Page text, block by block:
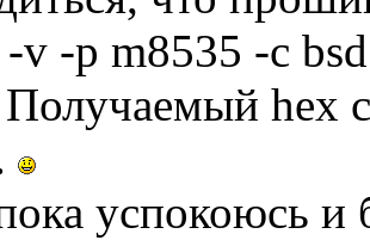
-v -p m8535 -c
hex
успокоюсь и